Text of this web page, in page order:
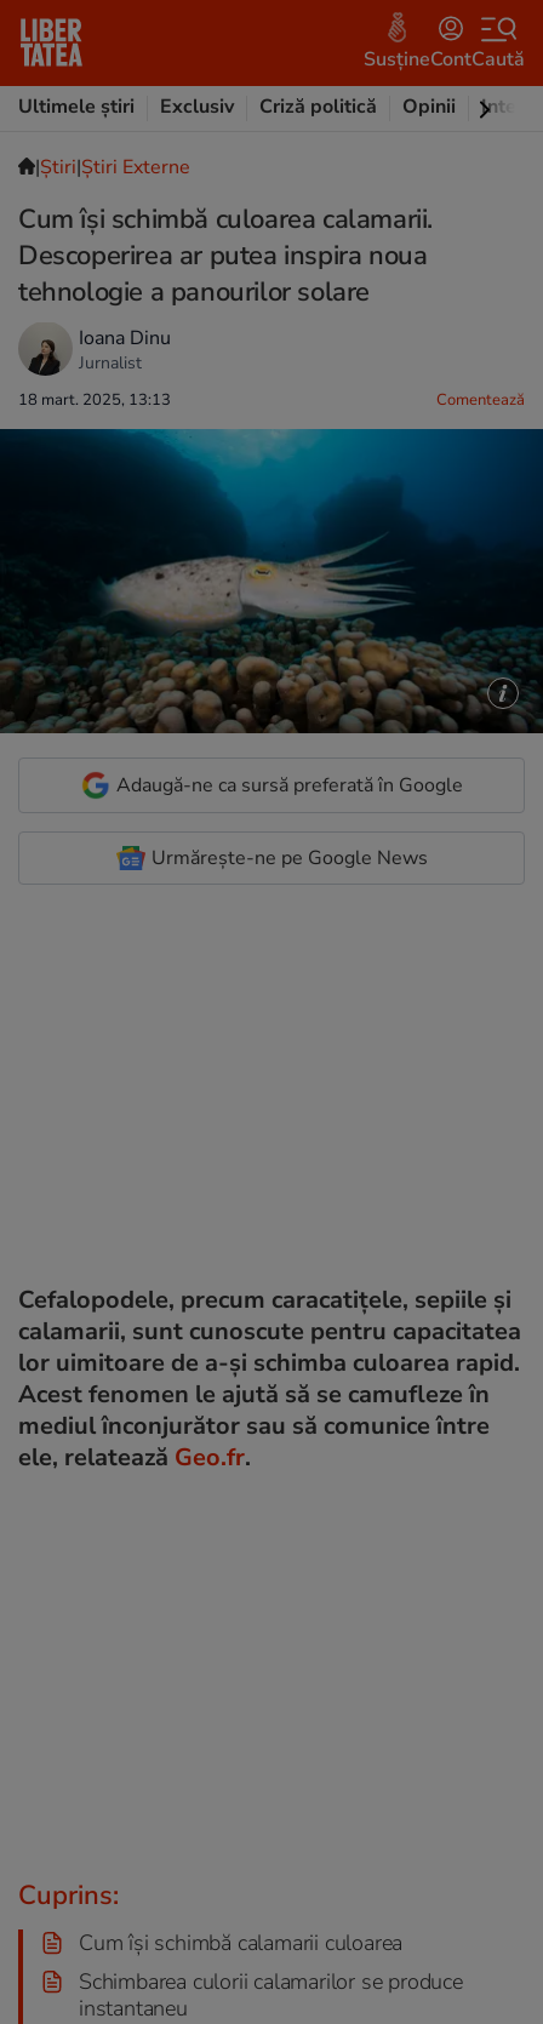
SusțineContCaută
Ultimele știri
Exclusiv Criză politică Opinii
|Ştiri|Știri Externe
Cum își schimbă culoarea calamarii.
Descoperirea ar putea inspira noua
tehnologie a panourilor solare
Ioana Dinu
Jurnalist
18 mart. 2025, 13:13 Comentează
Adaugă-ne ca sursă preferată în Google
Urmărește-ne pe Google News
Cefalopodele, precum caracatițele, sepiile și
calamarii, sunt cunoscute pentru capacitatea
lor uimitoare de a-și schimba culoarea rapid.
Acest fenomen le ajută să se camufleze în
mediul înconjurător sau să comunice între
ele, relatează Geo.fr.
Cuprins:
Cum își schimbă calamarii culoarea
Schimbarea culorii calamarilor se produce
instantaneu